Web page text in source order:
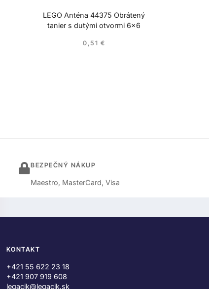
LEGO Anténa 44375 Obrátený
tanier s dutými otvormi 6×6
0,51 €
BEZPEČNÝ NÁKUP
Maestro, MasterCard, Visa
KONTAKT
+421 55 622 23 18
+421 907 919 608
legacik@legacik.sk